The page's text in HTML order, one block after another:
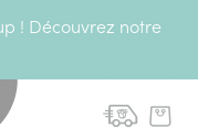
! Découvrez notre